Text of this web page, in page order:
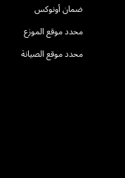
ضمان أونوكس
محدد موقع الموزع
محدد موقع الصيانة